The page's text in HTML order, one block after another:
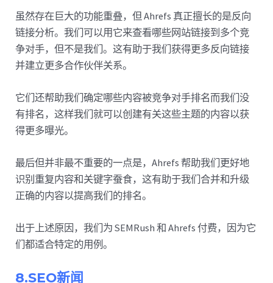
虽然存在巨大的功能重叠，但 Ahrefs 真正擅长的是反向
链接分析。我们可以用它来查看哪些网站链接到多个竞
争对手，但不是我们。这有助于我们获得更多反向链接
并建立更多合作伙伴关系。
它们还帮助我们确定哪些内容被竞争对手排名而我们没
有排名，这样我们就可以创建有关这些主题的内容以获
得更多曝光。
最后但并非最不重要的一点是，Ahrefs 帮助我们更好地
识别重复内容和关键字蚕食，这有助于我们合并和升级
正确的内容以提高我们的排名。
出于上述原因，我们为 SEMRush 和 Ahrefs 付费，因为它
们都适合特定的用例。
8.SEO新闻